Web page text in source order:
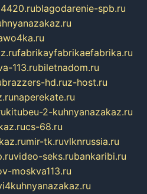
blagodarenie-spb.ru
fabrikayfabrikaefabrika.ru
113.rubiletnadom.ru
brazzers-hd.ruz-host.ru
naperekate.ru
kitubeu-2-kuhnyanazakaz.ru
cs-68.ru
mir-tk.ruvlknrussia.ru
video-seks.rubankaribi.ru
moskva113.ru